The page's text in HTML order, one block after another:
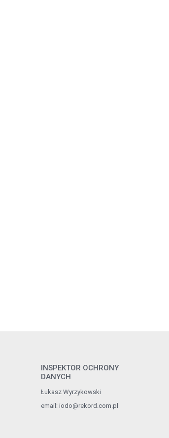
INSPEKTOR OCHRONY
DANYCH
Łukasz Wyrzykowski
email: iodo@rekord.com.pl